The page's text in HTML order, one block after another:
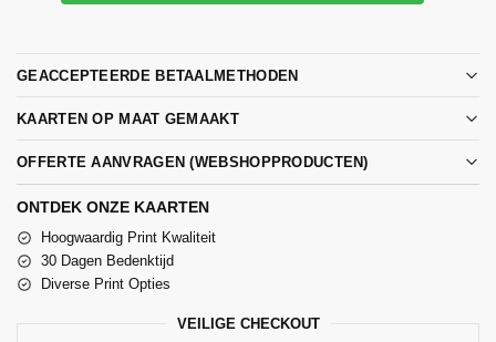
GEACCEPTEERDE BETAALMETHODEN
KAARTEN OP MAAT GEMAAKT
OFFERTE AANVRAGEN (WEBSHOPPRODUCTEN)
ONTDEK ONZE KAARTEN
Hoogwaardig Print Kwaliteit
30 Dagen Bedenktijd
Diverse Print Opties
VEILIGE CHECKOUT